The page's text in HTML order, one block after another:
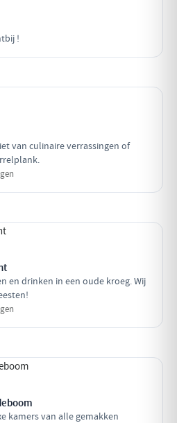
!
van culinaire verrassingen of
en drinken in een oude kroeg. Wij
kamers van alle gemakken